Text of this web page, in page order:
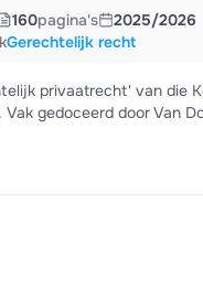
160pagina's
2025/2026
Gerechtelijk recht
privaatrecht' van die
Vanlersberghe P., Clijmans N. en Van Schol S. Vak gedoceerd